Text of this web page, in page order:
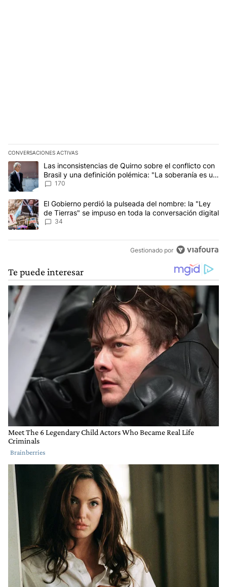
CONVERSACIONES ACTIVAS
Este listado muestra los artículos con más comentarios en los
Un artículo de tendencia con el título "Las inconsistencias de
Las inconsistencias de Quirno sobre el conflicto con
Brasil y una definición polémica: "La soberanía es un
concepto antiguo"
170
Un artículo de tendencia con el título "El Gobierno perdió la
El Gobierno perdió la pulseada del nombre: la "Ley
de Tierras" se impuso en toda la conversación digital
34
Gestionado por